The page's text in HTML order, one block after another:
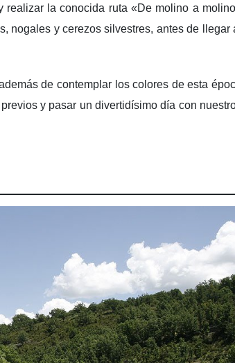
la conocida ruta «De molino a
nogales y cerezos silvestres, antes de llegar
de contemplar los colores de esta
y pasar un divertidísimo día con